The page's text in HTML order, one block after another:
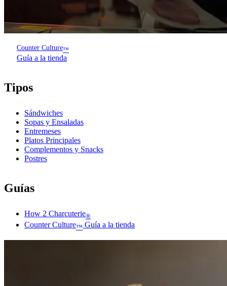
Counter Culture™
Guía a la tienda
Tipos
Sándwiches
Sopas y Ensaladas
Entremeses
Platos Principales
Complementos y Snacks
Postres
Guías
How 2 Charcuterie®
Counter Culture™ Guía a la tienda